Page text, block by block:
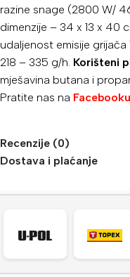
razine snage (2800 W/
dimenzije – 34 x 13 x 40
udaljenost emisije grijača
218 – 335 g/h. Korišteni
mješavina butana i
Pratite nas na Facebooku
Recenzije (0)
Dostava i plaćanje